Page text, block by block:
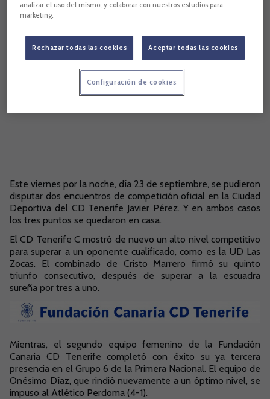
Este viernes por la noche, día 23 de septiembre, se pudieron
disputar dos encuentros de competición oficial en la Ciudad
Deportiva del CD Tenerife Javier Pérez. Y en ambos casos
los tres puntos se quedaron en casa.
El CD Tenerife C mostró de nuevo un alto nivel competitivo
para superar a un oponente cualificado, como es la UD Las
Zocas. El combinado de Cristo Marrero firmó su quinto
triunfo consecutivo, después de superar a la escuadra
sureña por tres a uno.
Mientras, el segundo equipo femenino de la Fundación
Canaria CD Tenerife completó con éxito su ya tercera
presencia en el Grupo 6 de la Primera Nacional. El equipo de
Onésimo Díaz, que rindió nuevamente a un óptimo nivel, se
impuso al Atlético Perdoma (4-1).
analizar el uso del mismo, y colaborar con nuestros estudios para
marketing.
Rechazar todas las cookies Aceptar todas las cookies
Configuración de cookies